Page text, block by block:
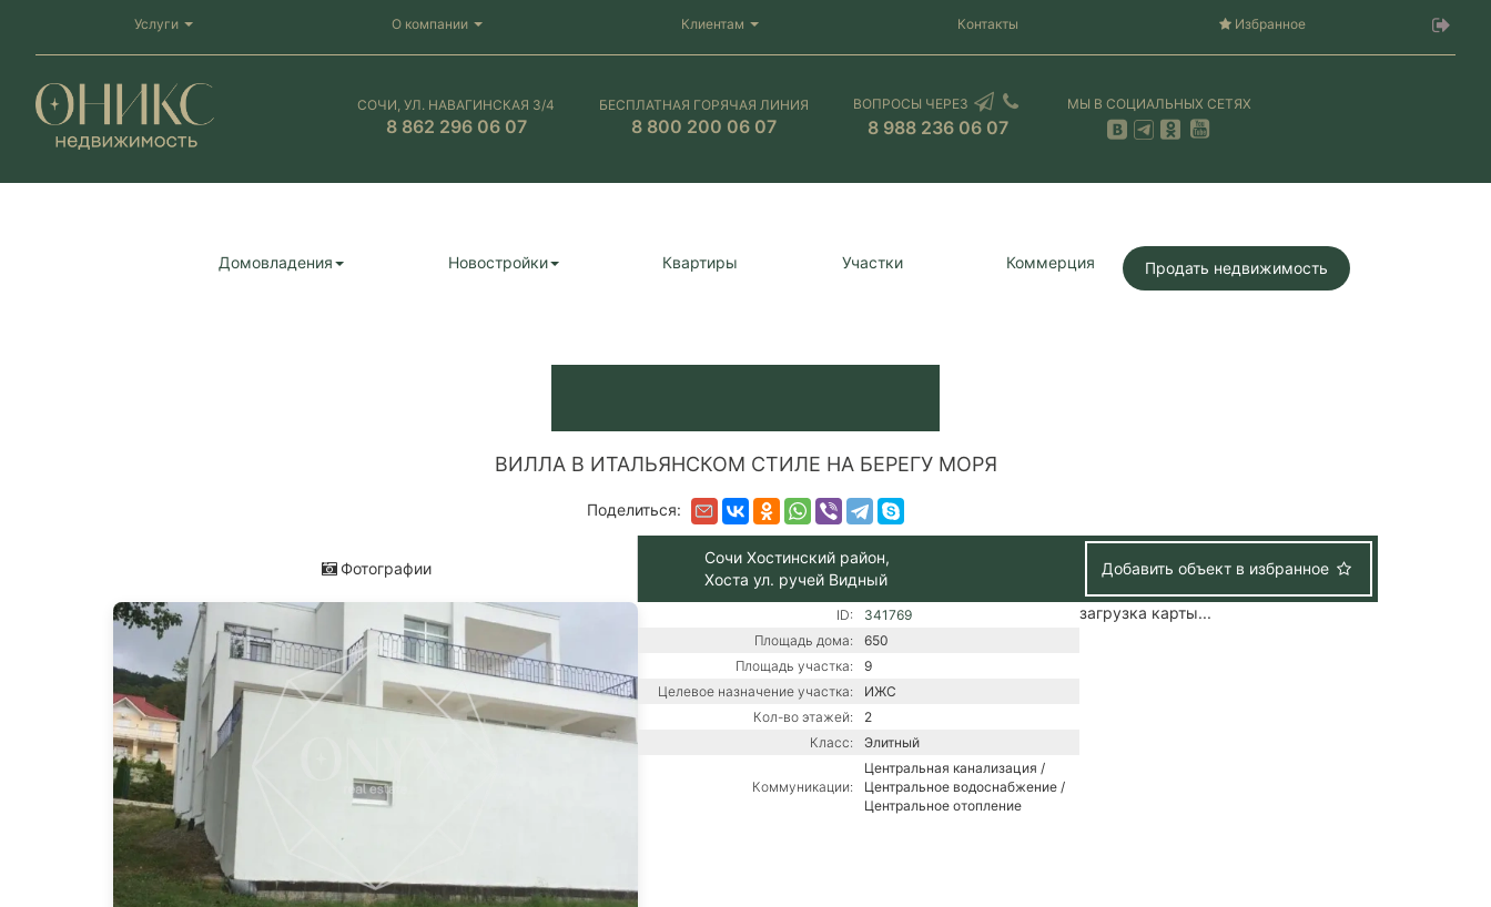
Услуги О компании Клиентам Контакты Избранное
СОЧИ, УЛ. НАВАГИНСКАЯ 3/4
8 862 296 06 07
БЕСПЛАТНАЯ ГОРЯЧАЯ ЛИНИЯ
8 800 200 06 07
ВОПРОСЫ ЧЕРЕЗ
8 988 236 06 07
МЫ В СОЦИАЛЬНЫХ СЕТЯХ
Домовладения Новостройки Квартиры Участки Коммерция Продать недвижимость
ВИЛЛА В ИТАЛЬЯНСКОМ СТИЛЕ НА БЕРЕГУ МОРЯ
Поделиться:
Фотографии
Сочи Хостинский район,
Хоста ул. ручей Видный
Добавить объект в избранное
ID:
341769
Площадь дома:
650
Площадь участка:
9
Целевое назначение участка:
ИЖС
Кол-во этажей:
2
Класс:
Элитный
Коммуникации:
Центральная канализация /
Центральное водоснабжение /
Центральное отопление
загрузка карты...